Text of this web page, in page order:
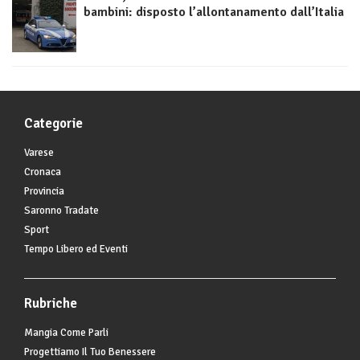
bambini: disposto l’allontanamento dall’Italia
Categorie
Varese
Cronaca
Provincia
Saronno Tradate
Sport
Tempo Libero ed Eventi
Rubriche
Mangia Come Parli
Progettiamo Il Tuo Benessere